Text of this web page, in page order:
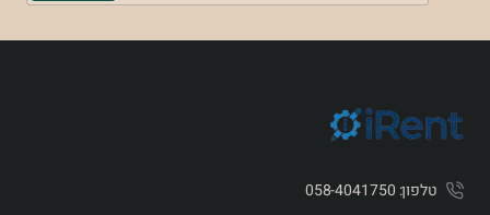
טלפון: 058-4041750